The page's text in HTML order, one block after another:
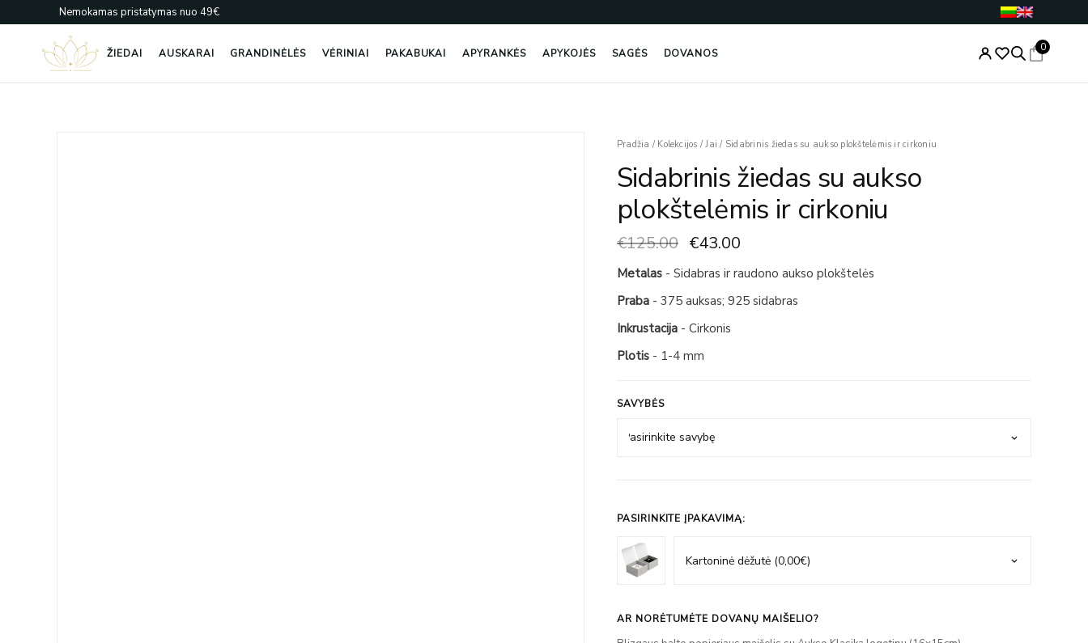
prie
Nemokamas pristatymas nuo 49€
ŽIEDAI AUSKARAI GRANDINĖLĖS VĖRINIAI PAKABUKAI APYRANKĖS APYKOJĖS SAGĖS DOVANOS 0
Pradžia / Kolekcijos / Jai /Sidabrinis žiedas su aukso plokštelėmis ir cirkoniu
Sidabrinis žiedas su aukso
plokštelėmis ir cirkoniu
€125.00
Original
was:
€125.00.
€43.00
Current
is:
€43.00.
Metalas- Sidabras ir raudono aukso plokštelės
Praba- 375 auksas; 925 sidabras
Inkrustacija- Cirkonis
Plotis- 1-4 mm
SAVYBĖS
PASIRINKITE ĮPAKAVIMĄ:
AR NORĖTUMĖTE DOVANŲ MAIŠELIO?
produkto
Sidabrinis
žiedas
su
aukso
plokštelėmis
ir